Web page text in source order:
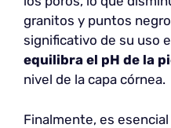
granitos y puntos
significativo de su uso
equilibra el pH de la
nivel de la capa córnea.
Finalmente, es